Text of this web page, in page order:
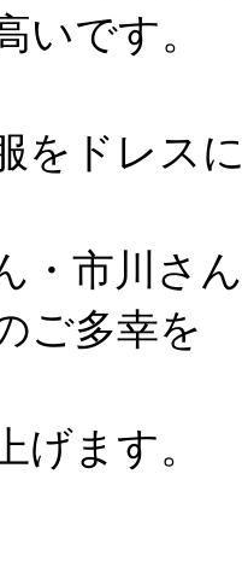
いです。
をドレス
・市川さ
ご多幸を
げます。